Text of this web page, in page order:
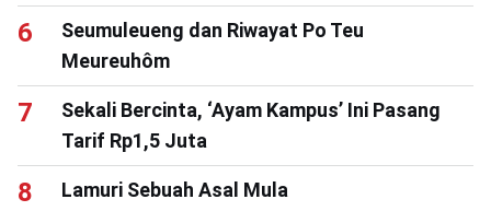
Seumuleueng dan Riwayat Po Teu
Meureuhôm
Sekali Bercinta, ‘Ayam Kampus’ Ini Pasang
Tarif Rp1,5 Juta
Lamuri Sebuah Asal Mula